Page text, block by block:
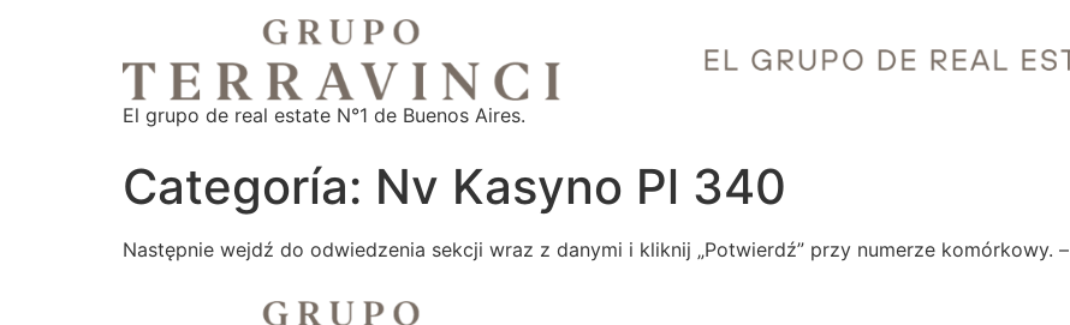
El grupo de real estate N°1 de Buenos Aires.
Categoría: Nv Kasyno Pl 340
Następnie wejdź do odwiedzenia sekcji wraz z danymi i kliknij „Potwierdź” przy numerze komórkowy. –